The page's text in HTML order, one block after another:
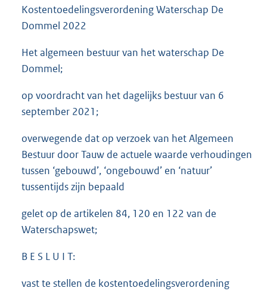
Kostentoedelingsverordening Waterschap De
Dommel 2022
Het algemeen bestuur van het waterschap De
Dommel;
op voordracht van het dagelijks bestuur van 6
september 2021;
overwegende dat op verzoek van het Algemeen
Bestuur door Tauw de actuele waarde verhoudingen
tussen ‘gebouwd’, ‘ongebouwd’ en ‘natuur’
tussentijds zijn bepaald
gelet op de artikelen 84, 120 en 122 van de
Waterschapswet;
B E S L U I T:
vast te stellen de kostentoedelingsverordening